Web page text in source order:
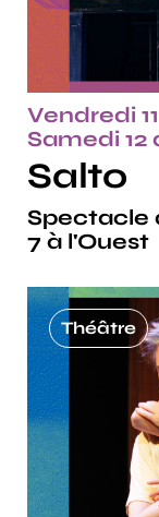
Vendredi
Samedi 12
Salto
Spectacle
7 à l'Ouest
Théâtre